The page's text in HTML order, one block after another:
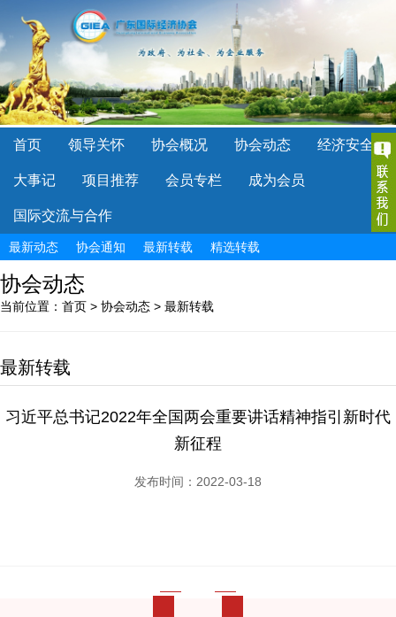
首页 领导关怀 协会概况 协会动态 经济安全
大事记 项目推荐 会员专栏 成为会员
国际交流与合作
最新动态 协会通知 最新转载 精选转载
协会动态
当前位置： 首页 > 协会动态 > 最新转载
最新转载
习近平总书记2022年全国两会重要讲话精神指引新时代
新征程
发布时间：2022-03-18